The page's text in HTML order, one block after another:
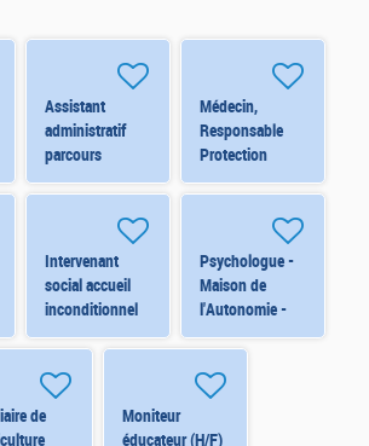
Assistant
administratif
parcours
insertion RSA -
Médecin,
Responsable
Protection
Maternelle
(7626) H/F
Intervenant
social accueil
inconditionnel
et Relais France
Services -
PITHIVIERS
Psychologue -
Maison de
l'Autonomie -
ORLEANS
(Contrat de
remplacement)
de
Moniteur
éducateur (H/F)